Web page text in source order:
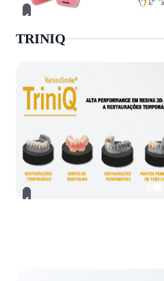
‹
TRINIQ
‹